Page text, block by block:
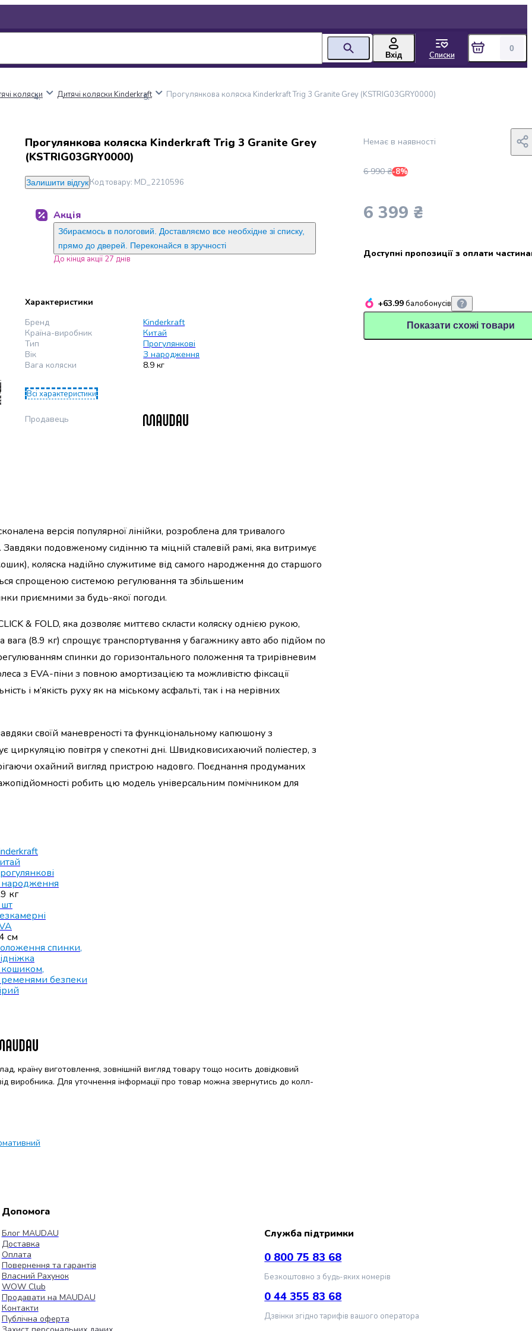
Вхід Списки
0
коляски Дитячі коляски Kinderkraft Прогулянкова коляска Kinderkraft Trig 3 Granite Grey (KSTRIG03GRY0000)
Прогулянкова коляска Kinderkraft Trig 3 Granite Grey
(KSTRIG03GRY0000)
Залишити відгукКод товару: MD_2210596
Акція
Збираємось в пологовий. Доставляємо все необхідне зі списку,
прямо до дверей. Переконайся в зручності
До кінця акції 27 днів
Характеристики
Бренд
Kinderkraft
Країна-виробник
Китай
Тип
Прогулянкові
Вік
З народження
Вага коляски
8.9 кг
Всі характеристики
Продавець
версія популярної лінійки, розроблена для тривалого
подовженому сидінню та міцній сталевій рамі, яка витримує
коляска надійно служитиме від самого народження до старшого
спрощеною системою регулювання та збільшеним
приємними за будь-якої погоди.
& FOLD, яка дозволяє миттєво скласти коляску однією рукою,
(8.9 кг) спрощує транспортування у багажнику авто або підйом по
спинки до горизонтального положення та трирівневим
з EVA-піни з повною амортизацією та можливістю фіксації
і м’якість руху як на міському асфальті, так і на нерівних
своїй маневреності та функціональному капюшону з
повітря у спекотні дні. Швидковисихаючий поліестер, з
охайний вигляд пристрою надовго. Поєднання продуманих
робить цю модель універсальним помічником для
кг
см
спинки,
,
безпеки
країну виготовлення, зовнішній вигляд товару тощо носить довідковий
виробника. Для уточнення інформації про товар можна звернутись до колл-
Немає в наявності
6 990 ₴-8%
6 399 ₴
Доступні пропозиції з оплати
+63.99балобонусів
Показати схожі товари
Допомога
Блог MAUDAU
Доставка
Оплата
Повернення та гарантія
Власний Рахунок
WOW Club
Продавати на MAUDAU
Контакти
Публічна оферта
Служба підтримки
0 800 75 83 68
Безкоштовно з будь-яких номерів
0 44 355 83 68
Дзвінки згідно тарифів вашого оператора